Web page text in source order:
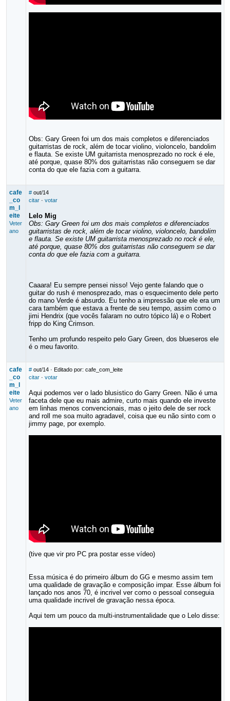
Obs: Gary Green foi um dos mais completos e diferenciados
guitarristas de rock, além de tocar violino, violoncelo, bandolim
e flauta. Se existe UM guitarrista menosprezado no rock é ele,
até porque, quase 80% dos guitarristas não conseguem se dar
conta do que ele fazia com a guitarra.
cafe
_co
m_l
eite
Veter
ano
# out/14
citar· votar
Lelo Mig
Obs: Gary Green foi um dos mais completos e diferenciados
guitarristas de rock, além de tocar violino, violoncelo, bandolim
e flauta. Se existe UM guitarrista menosprezado no rock é ele,
até porque, quase 80% dos guitarristas não conseguem se dar
conta do que ele fazia com a guitarra.
Caaara! Eu sempre pensei nisso! Vejo gente falando que o
guitar do rush é menosprezado, mas o esquecimento dele perto
do mano Verde é absurdo. Eu tenho a impressão que ele era um
cara também que estava a frente de seu tempo, assim como o
jimi Hendrix (que vocês falaram no outro tópico lá) e o Robert
fripp do King Crimson.
Tenho um profundo respeito pelo Gary Green, dos blueseros ele
é o meu favorito.
cafe
_co
m_l
eite
Veter
ano
# out/14· Editado por: cafe_com_leite
citar· votar
Aqui podemos ver o lado blusistico do Garry Green. Não é uma
faceta dele que eu mais admire, curto mais quando ele investe
em linhas menos convencionais, mas o jeito dele de ser rock
and roll me soa muito agradavel, coisa que eu não sinto com o
jimmy page, por exemplo.
(tive que vir pro PC pra postar esse vídeo)
Essa música é do primeiro álbum do GG e mesmo assim tem
uma qualidade de gravação e composição impar. Esse álbum foi
lançado nos anos 70, é incrivel ver como o pessoal conseguia
uma qualidade incrivel de gravação nessa época.
Aqui tem um pouco da multi-instrumentalidade que o Lelo disse: